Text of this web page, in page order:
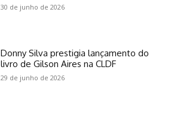
30 de junho de 2026
Donny Silva prestigia lançamento do
livro de Gilson Aires na CLDF
29 de junho de 2026